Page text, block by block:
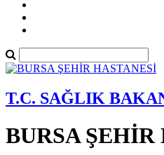
T.C. SAĞLIK
BURSA ŞEHİR